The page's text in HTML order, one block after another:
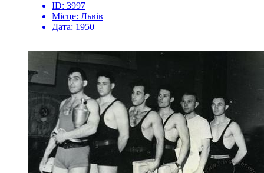
ID: 3997
Місце: Львів
Дата: 1950